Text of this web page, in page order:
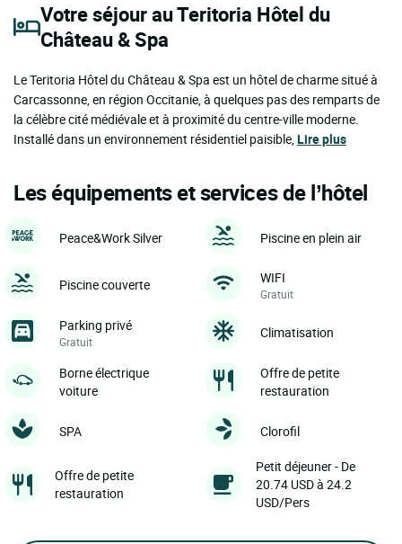
Votre séjour au Teritoria Hôtel du
Château & Spa
Le Teritoria Hôtel du Château & Spa est un hôtel de charme situé à
Carcassonne, en région Occitanie, à quelques pas des remparts de
la célèbre cité médiévale et à proximité du centre-ville moderne.
Installé dans un environnement résidentiel paisible,Lire plus
Les équipements et services de l’hôtel
Peace&Work Silver Piscine en plein air
Piscine couverte WIFI
Gratuit
Parking privé
Gratuit
Climatisation
Borne électrique
voiture
Offre de petite
restauration
SPA Clorofil
Offre de petite
restauration
Petit déjeuner - De
20.74 USD à 24.2
USD/Pers